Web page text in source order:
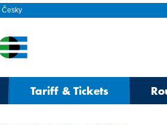
Česky
Tariff & Tickets